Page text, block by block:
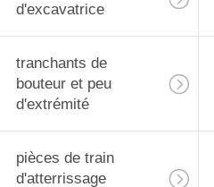
d'excavatrice
tranchants de
bouteur et peu
d'extrémité
pièces de train
d'atterrissage